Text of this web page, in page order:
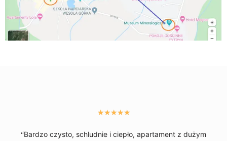
★★★★★
“Bardzo czysto, schludnie i ciepło, apartament z dużym